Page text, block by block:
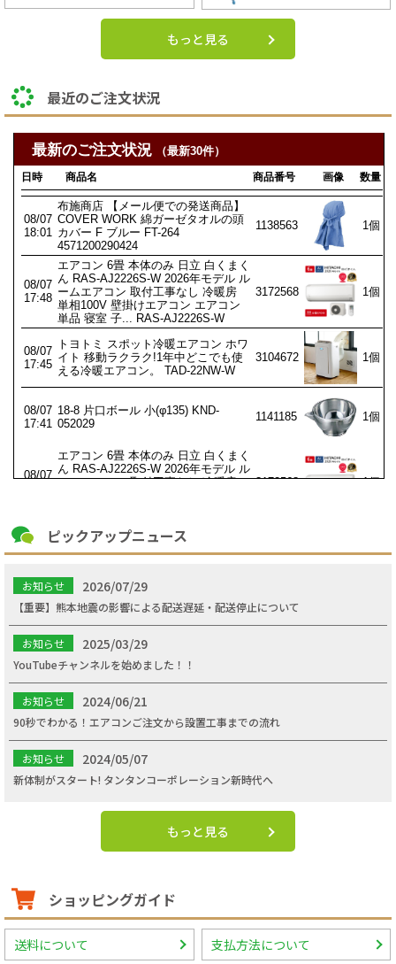
もっと見る
最近のご注文状況
ピックアップニュース
お知らせ 2026/07/29
【重要】熊本地震の影響による配送遅延・配送停止について
お知らせ 2025/03/29
YouTubeチャンネルを始めました！！
お知らせ 2024/06/21
90秒でわかる！エアコンご注文から設置工事までの流れ
お知らせ 2024/05/07
新体制がスタート! タンタンコーポレーション新時代へ
もっと見る
ショッピングガイド
送料について 支払方法について